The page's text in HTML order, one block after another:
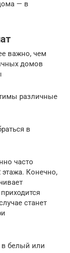
— в
важно, чем
домов
различные
в
часто
этажа. Конечно,
станет
в белый или